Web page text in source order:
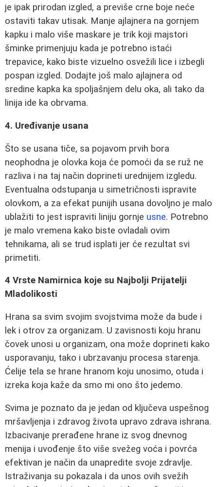
je ipak prirodan izgled, a previše crne boje neće
ostaviti takav utisak. Manje ajlajnera na gornjem
kapku i malo više maskare je trik koji majstori
šminke primenjuju kada je potrebno istaći
trepavice, kako biste vizuelno osvežili lice i izbegli
pospan izgled. Dodajte još malo ajlajnera od
sredine kapka ka spoljašnjem delu oka, ali tako da
linija ide ka obrvama.
4. Uređivanje usana
Što se usana tiče, sa pojavom prvih bora
neophodna je olovka koja će pomoći da se ruž ne
razliva i na taj način doprineti urednijem izgledu.
Eventualna odstupanja u simetričnosti ispravite
olovkom, a za efekat punijih usana dovoljno je malo
ublažiti to jest ispraviti liniju gornje usne. Potrebno
je malo vremena kako biste ovladali ovim
tehnikama, ali se trud isplati jer će rezultat svi
primetiti.
4 Vrste Namirnica koje su Najbolji Prijatelji
Mladolikosti
Hrana sa svim svojim svojstvima može da bude i
lek i otrov za organizam. U zavisnosti koju hranu
čovek unosi u organizam, ona može doprineti kako
usporavanju, tako i ubrzavanju procesa starenja.
Ćelije tela se hrane hranom koju unosimo, otuda i
izreka koja kaže da smo mi ono što jedemo.
Svima je poznato da je jedan od ključeva uspešnog
mršavljenja i zdravog života upravo zdrava ishrana.
Izbacivanje prerađene hrane iz svog dnevnog
menija i uvođenje što više svežeg voća i povrća
efektivan je način da unapredite svoje zdravlje.
Istraživanja su pokazala i da unos ovih svežih